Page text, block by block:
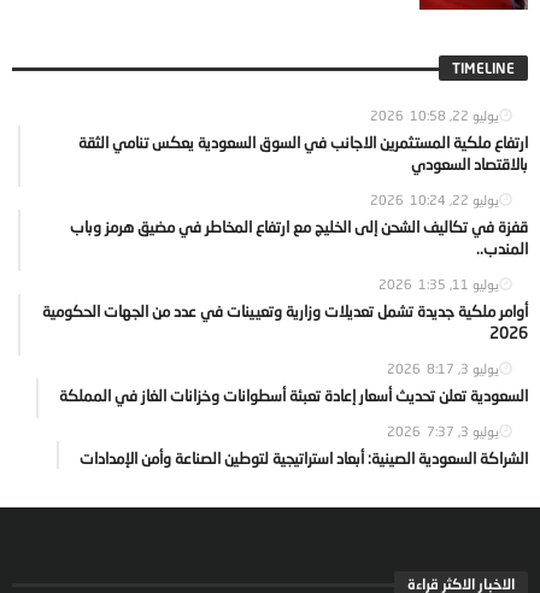
TIMELINE
يوليو 22, 2026 10:58
ارتفاع ملكية المستثمرين الاجانب في السوق السعودية يعكس تنامي الثقة
بالاقتصاد السعودي
يوليو 22, 2026 10:24
قفزة في تكاليف الشحن إلى الخليج مع ارتفاع المخاطر في مضيق هرمز وباب
المندب..
يوليو 11, 2026 1:35
أوامر ملكية جديدة تشمل تعديلات وزارية وتعيينات في عدد من الجهات الحكومية
2026
يوليو 3, 2026 8:17
السعودية تعلن تحديث أسعار إعادة تعبئة أسطوانات وخزانات الغاز في المملكة
يوليو 3, 2026 7:37
الشراكة السعودية الصينية: أبعاد استراتيجية لتوطين الصناعة وأمن الإمدادات
الاخبار الاكثر قراءة